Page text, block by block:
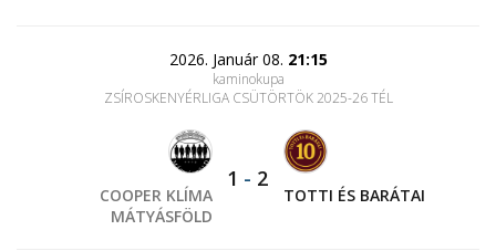
2026. Január 08. 21:15
kaminokupa
ZSÍROSKENYÉRLIGA CSÜTÖRTÖK 2025-26 TÉL
COOPER KLÍMA
MÁTYÁSFÖLD
1 - 2
TOTTI ÉS BARÁTAI